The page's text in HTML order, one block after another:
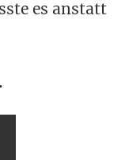
es anstatt